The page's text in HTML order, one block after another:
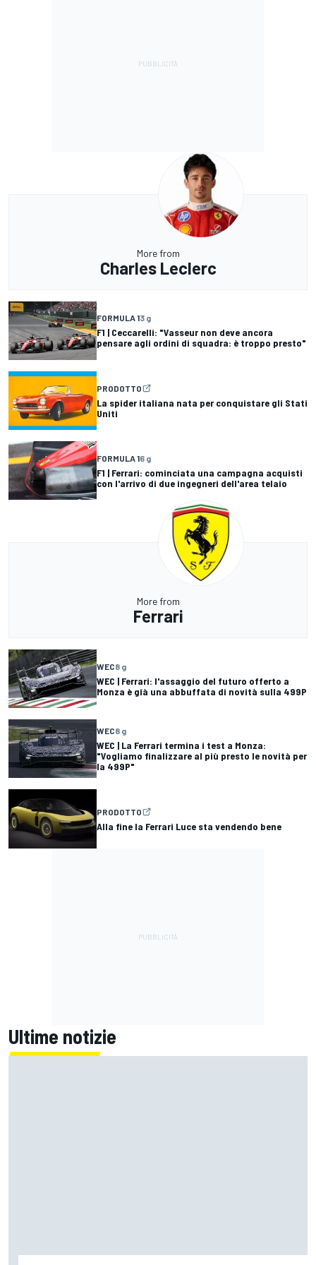
More from
Charles Leclerc
FORMULA 13 g
F1 | Ceccarelli: "Vasseur non deve ancora
pensare agli ordini di squadra: è troppo presto"
PRODOTTO
La spider italiana nata per conquistare gli Stati
Uniti
FORMULA 16 g
F1 | Ferrari: cominciata una campagna acquisti
con l'arrivo di due ingegneri dell'area telaio
More from
Ferrari
WEC8 g
WEC | Ferrari: l'assaggio del futuro offerto a
Monza è già una abbuffata di novità sulla 499P
WEC8 g
WEC | La Ferrari termina i test a Monza:
"Vogliamo finalizzare al più presto le novità per
la 499P"
PRODOTTO
Alla fine la Ferrari Luce sta vendendo bene
Ultime notizie